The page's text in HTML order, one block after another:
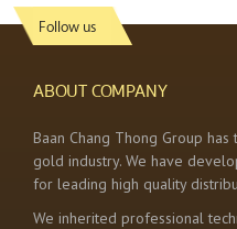
Follow us
ABOUT COMPANY
Baan Chang Thong Group
gold industry. We have
for leading high quality
We inherited professional